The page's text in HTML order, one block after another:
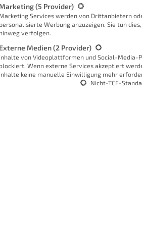
Geräte in deinem
eine Hausautomation zu
gesehen über alle anderen
App kannst du dann
ein und bin froh, mich für
ich dieses System zur
es mir sogar erlaubt, einen
Dinge gemacht
kannst
Marketing(5 Provider)
Marketing Services werden von Drittanbietern
personalisierte Werbung anzuzeigen. Sie tun
hinweg verfolgen.
Externe Medien(2 Provider)
Inhalte von Videoplattformen und Social-
blockiert. Wenn externe Services akzeptiert
Inhalte keine manuelle Einwilligung mehr
Nicht-TCF-